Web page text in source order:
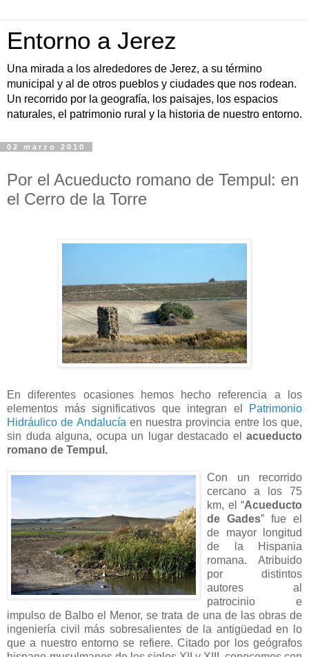
Entorno a Jerez
Una mirada a los alrededores de Jerez, a su término
municipal y al de otros pueblos y ciudades que nos rodean.
Un recorrido por la geografía, los paisajes, los espacios
naturales, el patrimonio rural y la historia de nuestro entorno.
02 marzo 2010
Por el Acueducto romano de Tempul: en
el Cerro de la Torre
En diferentes ocasiones hemos hecho referencia a los
elementos más significativos que integran el
Patrimonio
Hidráulico de Andalucía en nuestra provincia entre los que,
sin duda alguna, ocupa un lugar destacado el acueducto
romano de Tempul.
Con un recorrido
cercano a los 75
km, el “Acueducto
de Gades” fue el
de mayor longitud
de la Hispania
romana. Atribuido
por distintos
autores al
patrocinio e
impulso de Balbo el Menor, se trata de una de las obras de
ingeniería civil más sobresalientes de la antigüedad en lo
que a nuestro entorno se refiere. Citado por los geógrafos